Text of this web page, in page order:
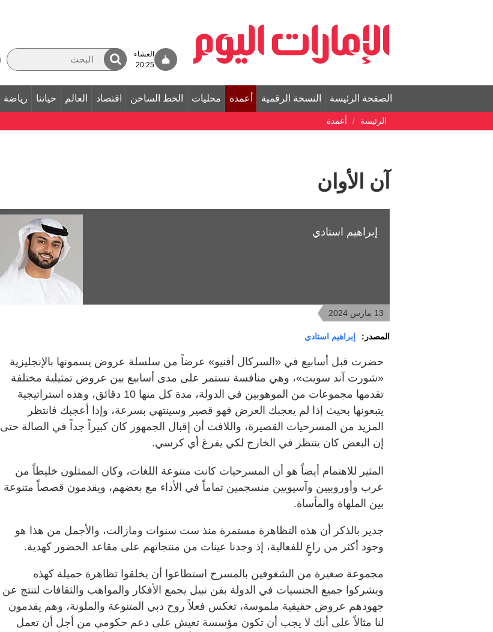
العشاء
20:25
الصفحة الرئيسة النسخة الرقمية أعمدة محليات الخط الساخن اقتصاد العالم حياتنا رياضة
الرئيسة أعمدة
آن الأوان
إبراهيم استادي
13 مارس 2024
المصدر: إبراهيم استادي
حضرت قبل أسابيع في «السركال أفنيو» عرضاً من سلسلة عروض يسمونها بالإنجليزية
«شورت آند سويت»، وهي منافسة تستمر على مدى أسابيع بين عروض تمثيلية مختلفة
تقدمها مجموعات من الموهوبين في الدولة، مدة كل منها 10 دقائق، وهذه استراتيجية
يتبعونها بحيث إذا لم يعجبك العرض فهو قصير وسينتهي بسرعة، وإذا أعجبك فانتظر
المزيد من المسرحيات القصيرة، واللافت أن إقبال الجمهور كان كبيراً جداً في الصالة حتى
إن البعض كان ينتظر في الخارج لكي يفرغ أي كرسي.
المثير للاهتمام أيضاً هو أن المسرحيات كانت متنوعة اللغات، وكان الممثلون خليطاً من
عرب وأوروبيين وآسيويين منسجمين تماماً في الأداء مع بعضهم، ويقدمون قصصاً متنوعة
بين الملهاة والمأساة.
جدير بالذكر أن هذه التظاهرة مستمرة منذ ست سنوات ومازالت، والأجمل من هذا هو
وجود أكثر من راعٍ للفعالية، إذ وجدنا عينات من منتجاتهم على مقاعد الحضور كهدية.
مجموعة صغيرة من الشغوفين بالمسرح استطاعوا أن يخلقوا تظاهرة جميلة كهذه
ويشركوا جميع الجنسيات في الدولة بفن نبيل يجمع الأفكار والمواهب والثقافات لتنتج عن
جهودهم عروض حقيقية ملموسة، تعكس فعلاً روح دبي المتنوعة والملونة، وهم يقدمون
لنا مثالاً على أنك لا يجب أن تكون مؤسسة تعيش على دعم حكومي من أجل أن تعمل